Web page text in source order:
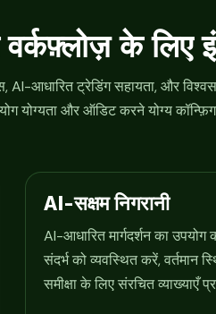
के लिए
आधारित ट्रेडिंग सहायता, और
योग्यता और ऑडिट करने योग्य
AI-सक्षम निगरानी
AI-आधारित मार्गदर्शन का
संदर्भ को व्यवस्थित करें, वर्तमान
समीक्षा के लिए संरचित व्याख्याएँ